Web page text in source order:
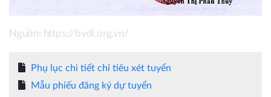
Nguồn: https://bvdl.org.vn/
Phụ lục chi tiết chỉ tiêu xét tuyển
Mẫu phiếu đăng ký dự tuyển